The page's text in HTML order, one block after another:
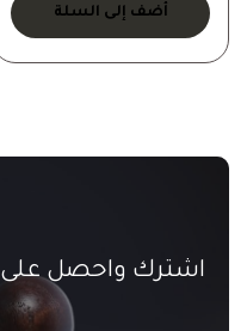
أضف إلى السلة
اشترك واحصل على